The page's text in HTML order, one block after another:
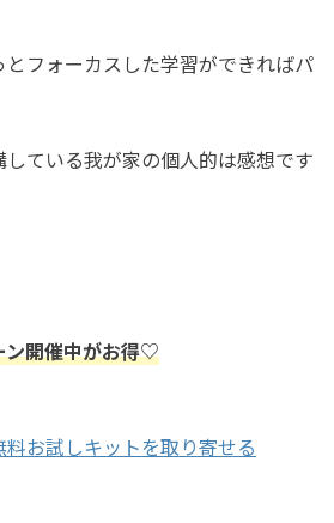
とフォーカスした学習ができればパ
ている我が家の個人的は感想です
ン開催中がお得♡
料お試しキットを取り寄せる